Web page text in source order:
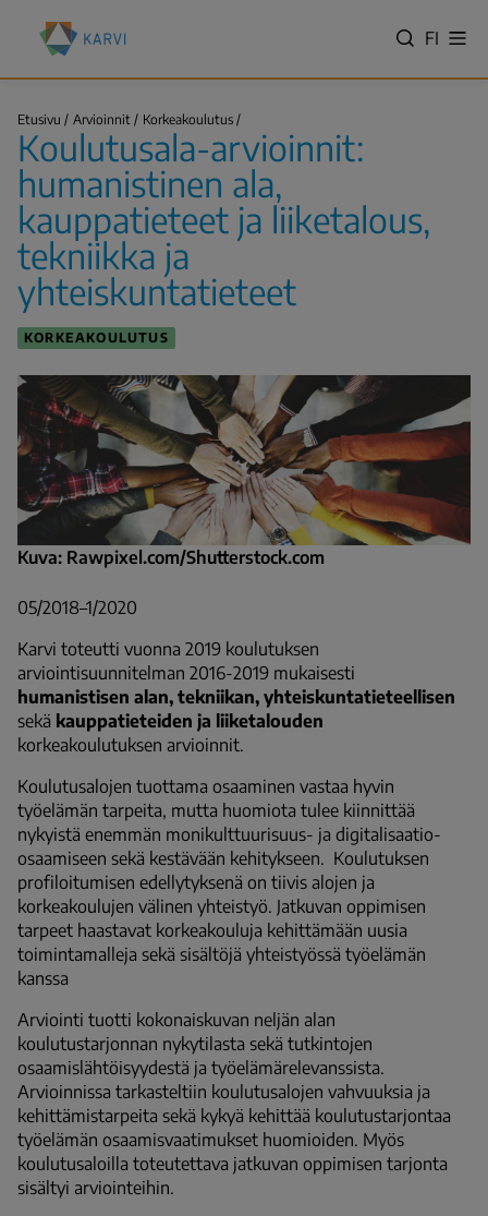
pääsisältöön
Kansallinen
koulutuksen
arviointikeskus
FI
Murupolku
Etusivu Arvioinnit Korkeakoulutus
humanistinen…
Koulutusala-arvioinnit:
humanistinen ala,
kauppatieteet ja liiketalous,
tekniikka ja
yhteiskuntatieteet
KORKEAKOULUTUS
Kuva: Rawpixel.com/Shutterstock.com
05/2018–1/2020
Karvi toteutti vuonna 2019 koulutuksen
arviointisuunnitelman 2016-2019 mukaisesti
humanistisen alan, tekniikan, yhteiskuntatieteellisen
sekä kauppatieteiden ja liiketalouden
korkeakoulutuksen arvioinnit.
Koulutusalojen tuottama osaaminen vastaa hyvin
työelämän tarpeita, mutta huomiota tulee kiinnittää
nykyistä enemmän monikulttuurisuus- ja digitalisaatio-
osaamiseen sekä kestävään kehitykseen. Koulutuksen
profiloitumisen edellytyksenä on tiivis alojen ja
korkeakoulujen välinen yhteistyö. Jatkuvan oppimisen
tarpeet haastavat korkeakouluja kehittämään uusia
toimintamalleja sekä sisältöjä yhteistyössä työelämän
kanssa
Arviointi tuotti kokonaiskuvan neljän alan
koulutustarjonnan nykytilasta sekä tutkintojen
osaamislähtöisyydestä ja työelämärelevanssista.
Arvioinnissa tarkasteltiin koulutusalojen vahvuuksia ja
kehittämistarpeita sekä kykyä kehittää koulutustarjontaa
työelämän osaamisvaatimukset huomioiden. Myös
koulutusaloilla toteutettava jatkuvan oppimisen tarjonta
sisältyi arviointeihin.